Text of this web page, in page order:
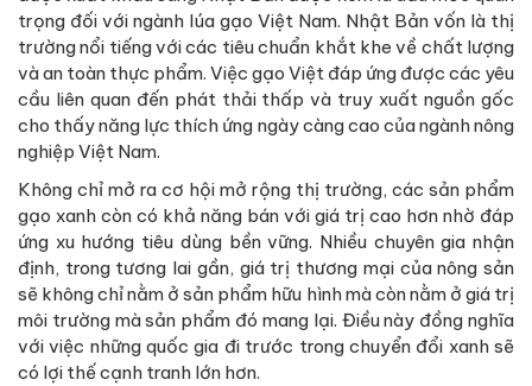
trọng đối với ngành lúa gạo Việt Nam. Nhật Bản vốn là thị
trường nổi tiếng với các tiêu chuẩn khắt khe về chất lượng
và an toàn thực phẩm. Việc gạo Việt đáp ứng được các yêu
cầu liên quan đến phát thải thấp và truy xuất nguồn gốc
cho thấy năng lực thích ứng ngày càng cao của ngành nông
nghiệp Việt Nam.
Không chỉ mở ra cơ hội mở rộng thị trường, các sản phẩm
gạo xanh còn có khả năng bán với giá trị cao hơn nhờ đáp
ứng xu hướng tiêu dùng bền vững. Nhiều chuyên gia nhận
định, trong tương lai gần, giá trị thương mại của nông sản
sẽ không chỉ nằm ở sản phẩm hữu hình mà còn nằm ở giá trị
môi trường mà sản phẩm đó mang lại. Điều này đồng nghĩa
với việc những quốc gia đi trước trong chuyển đổi xanh sẽ
có lợi thế cạnh tranh lớn hơn.